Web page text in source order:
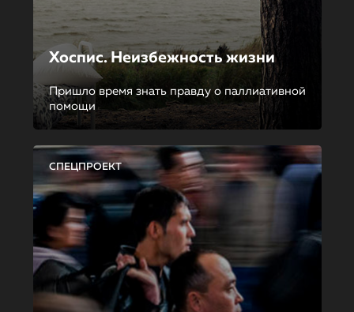
Хоспис. Неизбежность жизни
Пришло время знать правду о паллиативной
помощи
СПЕЦПРОЕКТ